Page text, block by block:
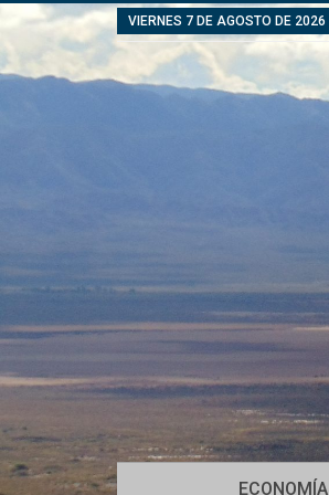
VIERNES 7 DE AGOSTO DE 2026
ECONOMÍA